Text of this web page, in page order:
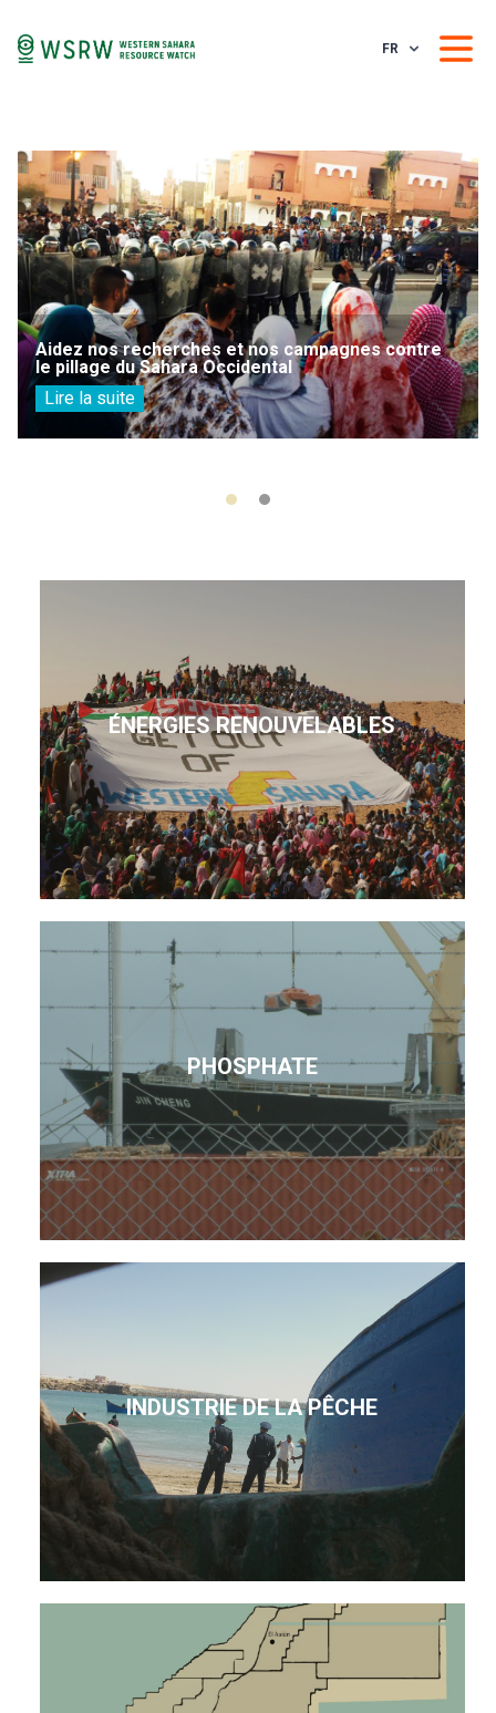
FR
Aidez nos recherches et nos campagnes contre
le pillage du Sahara Occidental
Lire la suite
ÉNERGIES RENOUVELABLES
PHOSPHATE
INDUSTRIE DE LA PÊCHE